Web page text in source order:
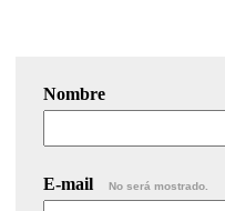
Nombre
E-mail No será mostrado.